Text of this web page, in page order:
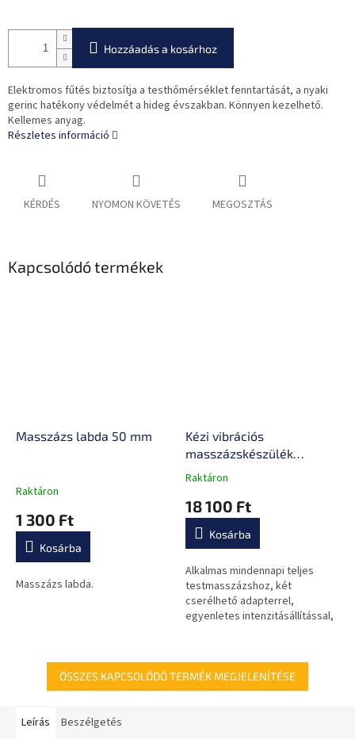
Hozzáadás a kosárhoz
Elektromos fűtés biztosítja a testhőmérséklet fenntartását, a nyaki
gerinc hatékony védelmét a hideg évszakban. Könnyen kezelhető.
Kellemes anyag.
Részletes információ
KÉRDÉS NYOMON KÖVETÉS MEGOSZTÁS
Kapcsolódó termékek
Masszázs labda 50 mm
Raktáron
1 300 Ft
Kosárba
Masszázs labda.
Kézi vibrációs
masszázskészülék
inSPORTline C02
A
átlagos
értékelése
0,0
csillag.
Raktáron
18 100 Ft
Kosárba
Alkalmas mindennapi teljes
testmasszázshoz, két
cserélhető adapterrel,
egyenletes intenzitásállítással,
ÖSSZES KAPCSOLÓDÓ TERMÉK MEGJELENÍTÉSE
Leírás Beszélgetés